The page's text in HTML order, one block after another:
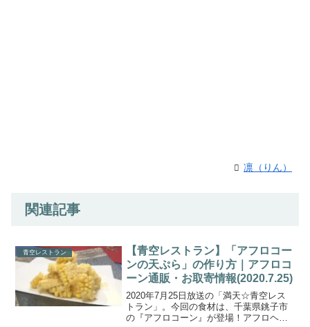
凛（りん）
関連記事
青空レストラン
【青空レストラン】「アフロコー
ンの天ぷら」の作り方｜アフロコ
ーン通販・お取寄情報(2020.7.25)
2020年7月25日放送の「満天☆青空レス
トラン」。今回の食材は、千葉県銚子市
の『アフロコーン』が登場！アフロヘア